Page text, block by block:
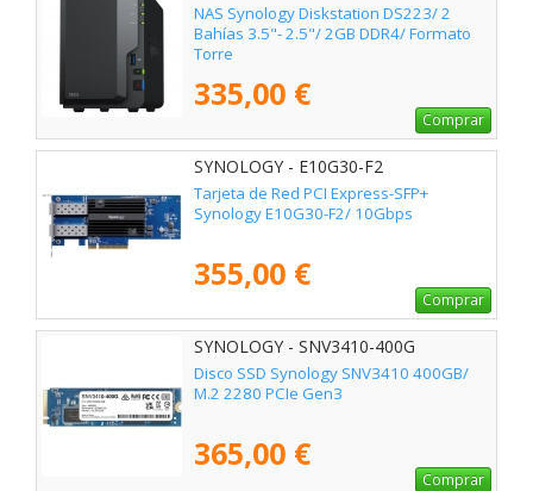
NAS Synology Diskstation DS223/ 2
Bahías 3.5"- 2.5"/ 2GB DDR4/ Formato
Torre
335,00 €
Comprar
SYNOLOGY - E10G30-F2
Tarjeta de Red PCI Express-SFP+
Synology E10G30-F2/ 10Gbps
355,00 €
Comprar
SYNOLOGY - SNV3410-400G
Disco SSD Synology SNV3410 400GB/
M.2 2280 PCIe Gen3
365,00 €
Comprar